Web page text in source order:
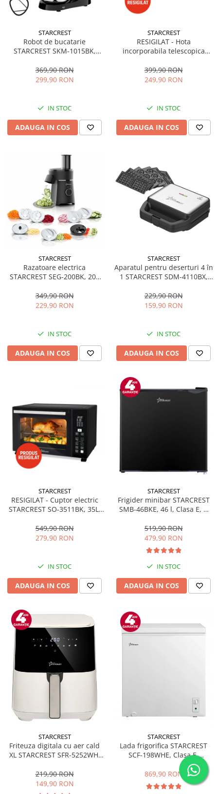
STARCREST
Robot de bucatarie
STARCREST SKM-1015BK,
Accesorii, 10 Viteze + Pulse,
Negru
369,90 RON
299,90 RON
IN STOC
ADAUGA IN COS
STARCREST
RESIGILAT - Hota
incorporabila telescopica
Putere de absorbtie 550 m3/h,
1 Motor, 2 Trepte putere, 60
399,90 RON
249,90 RON
IN STOC
ADAUGA IN COS
STARCREST
Razatoare electrica
STARCREST SEG-200BK, 200
349,90 RON
229,90 RON
IN STOC
ADAUGA IN COS
STARCREST
Aparatul pentru deserturi 4 în
1 STARCREST SDM-4110BX,
invelis ceramic pentru vafe,
nuci, gogosi si smile
229,90 RON
159,90 RON
IN STOC
ADAUGA IN COS
STARCREST
RESIGILAT - Cuptor electric
STARCREST SO-3511BK, 35L,
Programe predefinite,
Interfata digitala, Negru
549,90 RON
279,90 RON
IN STOC
ADAUGA IN COS
STARCREST
Frigider minibar STARCREST
SMB-46BKE, 46 l, Clasa E, H
519,90 RON
479,90 RON
IN STOC
ADAUGA IN COS
STARCREST
Friteuza digitala cu aer cald
XL STARCREST SFR-5252WH,
200 °C, 8 programe
predefinite, Alb
219,90 RON
149,90 RON
STARCREST
Lada frigorifica STARCREST
SCF-198WHE, Clasa E,
Capacitate 198L, Sistem
convertibil - functie frigider,
Termostat reglabil, Alb
869,90 RON